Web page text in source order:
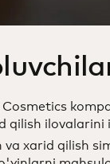
ilovalarini
xarid qilish